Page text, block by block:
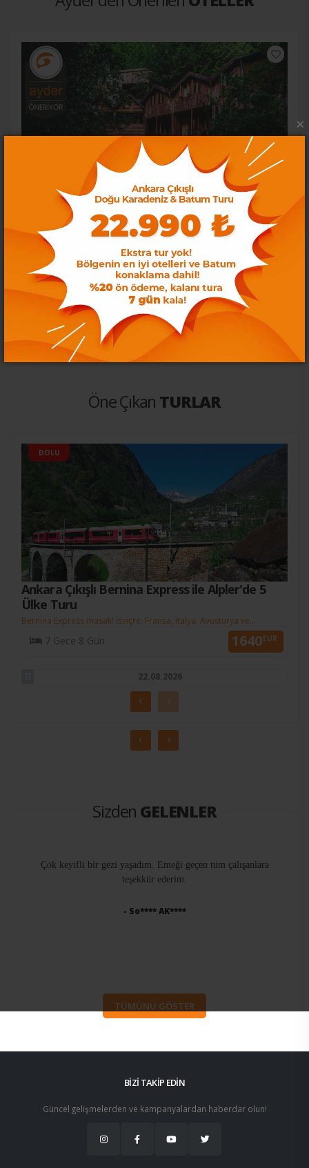
×
Loading...
Karaaslan Kamping & Bungalow Otel
İNCELE
Öne Çıkan TURLAR
DOLU
Ankara Çıkışlı Bernina Express ile Alpler'de 5
Ülke Turu
Bernina Express masalı! İsviçre, Fransa, İtalya, Avusturya ve
Almanya...7 Gece 8 Gün 1640EUR
22.08.202629.08.2026
Sizden GELENLER
Çok keyifli bir gezi yaşadım. Emeği geçen tüm çalışanlara
teşekkür ederim.
- So**** AK****
TÜMÜNÜ GÖSTER
BİZİ TAKİP EDİN
Güncel gelişmelerden ve kampanyalardan haberdar olun!